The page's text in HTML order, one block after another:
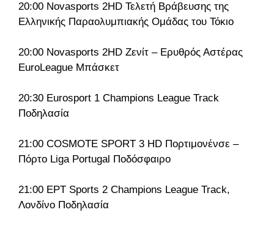
20:00 Novasports 2HD Τελετή Bράβευσης της
Ελληνικής Παραολυμπιακής Ομάδας του Τόκιο
20:00 Novasports 2HD Ζενίτ – Ερυθρός Αστέρας
EuroLeague Μπάσκετ
20:30 Eurosport 1 Champions League Track
Ποδηλασία
21:00 COSMOTE SPORT 3 HD Πορτιμονένσε –
Πόρτο Liga Portugal Ποδόσφαιρο
21:00 ΕΡΤ Sports 2 Champions League Track,
Λονδίνο Ποδηλασία